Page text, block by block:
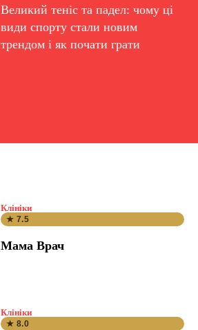
Великий теніс та падел: чому ці
види спорту стали новим
трендом і як почати грати
Клініки
★ 7.5
Мама Врач
Клініки
★ 8.0